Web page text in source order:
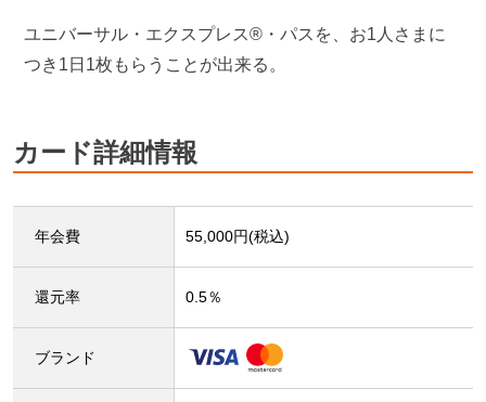
ユニバーサル・エクスプレス®・パスを、お1人さまに
つき1日1枚もらうことが出来る。
カード詳細情報
年会費 55,000円(税込)
還元率 0.5％
ブランド